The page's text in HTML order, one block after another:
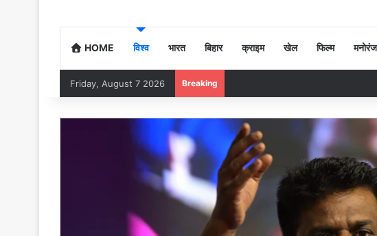
HOME विश्व भारत बिहार क्राइम खेल फिल्म
Friday, August 7 2026 Breaking